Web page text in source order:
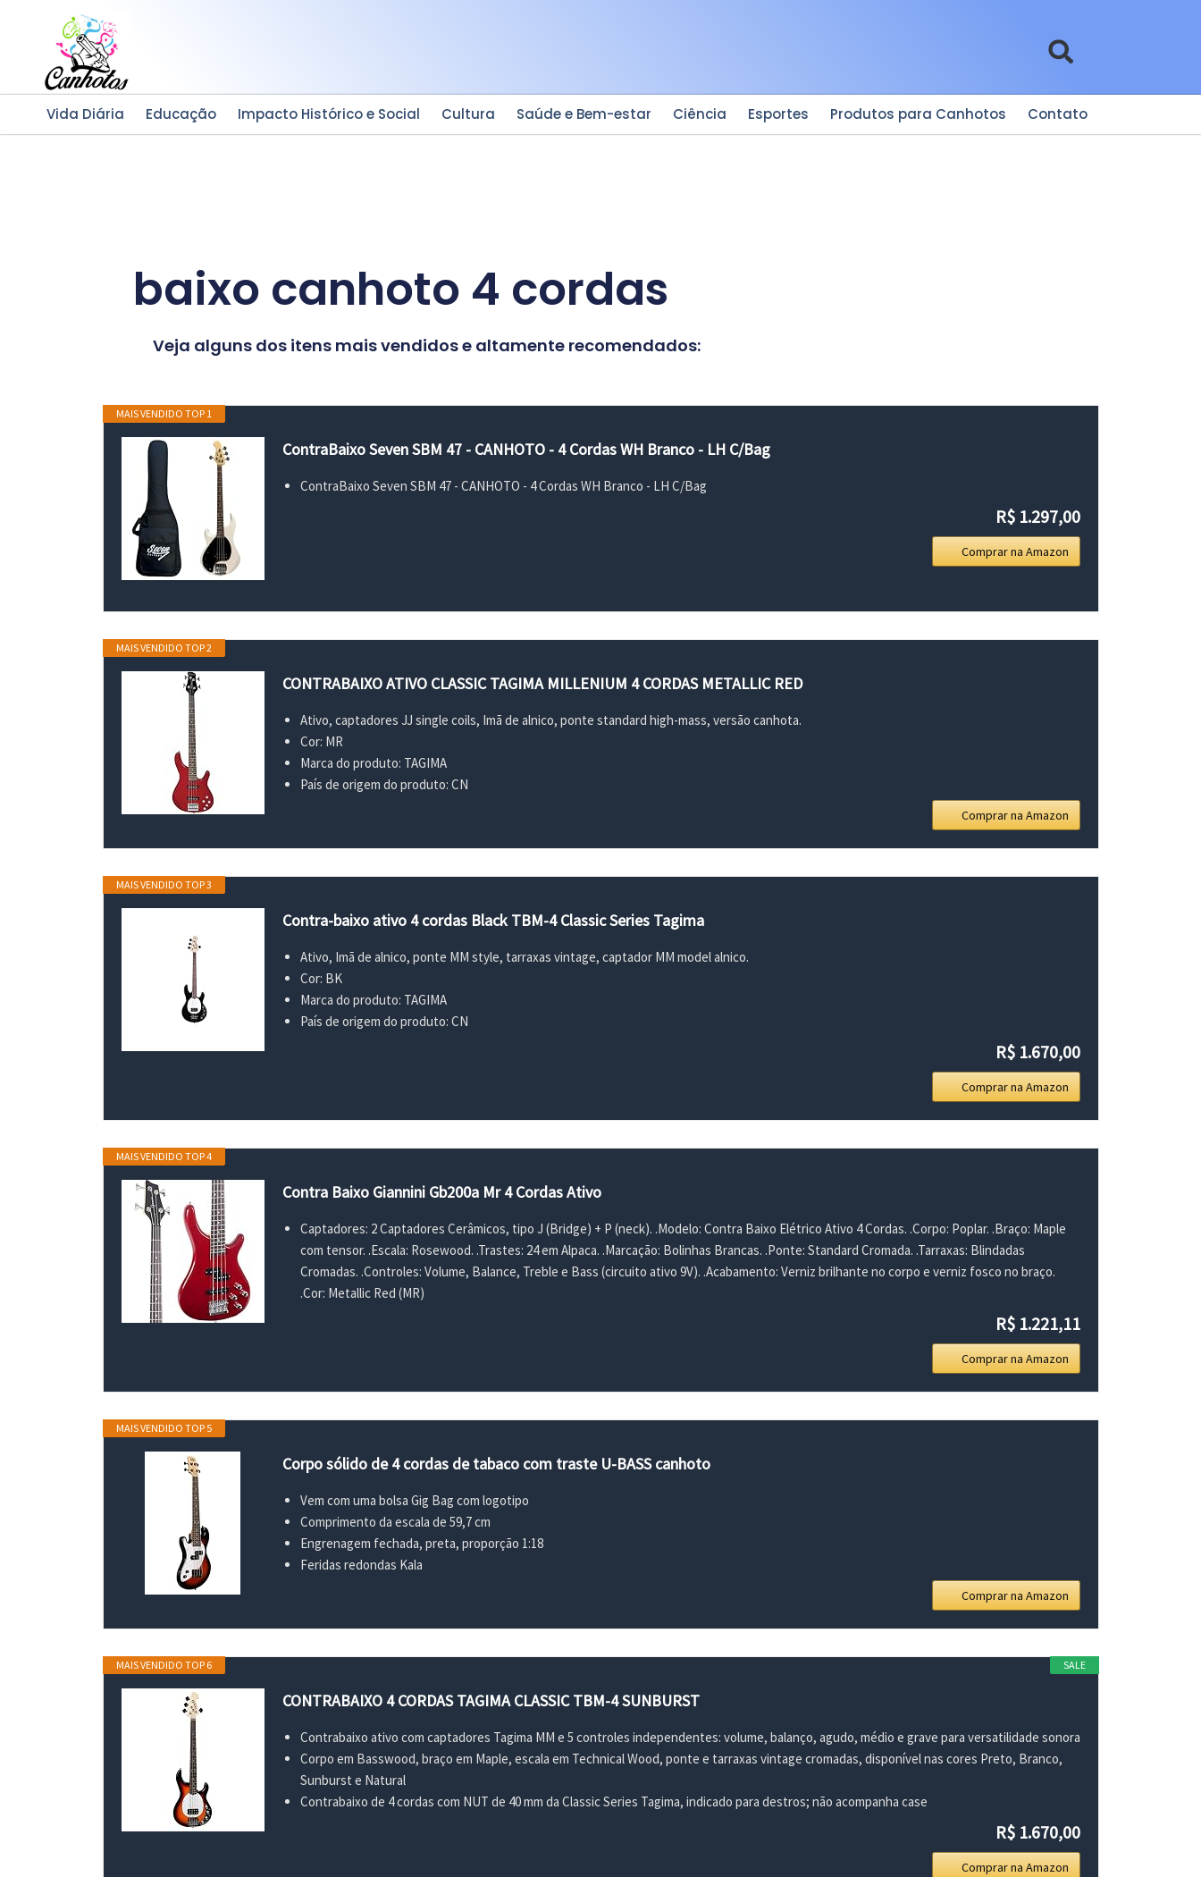
conteúdo
Vida Diária Educação Impacto Histórico e Social Cultura Saúde e Bem-estar Ciência Esportes Produtos para Canhotos Contato
baixo canhoto 4 cordas
Veja alguns dos itens mais vendidos e altamente recomendados:
MAIS VENDIDO TOP 1
ContraBaixo Seven SBM 47 - CANHOTO - 4 Cordas WH Branco - LH C/Bag
ContraBaixo Seven SBM 47 - CANHOTO - 4 Cordas WH Branco - LH C/Bag
R$ 1.297,00
Comprar na Amazon
MAIS VENDIDO TOP 2
CONTRABAIXO ATIVO CLASSIC TAGIMA MILLENIUM 4 CORDAS METALLIC RED
Ativo, captadores JJ single coils, Imã de alnico, ponte standard high-mass, versão canhota.
Cor: MR
Marca do produto: TAGIMA
País de origem do produto: CN
Comprar na Amazon
MAIS VENDIDO TOP 3
Contra-baixo ativo 4 cordas Black TBM-4 Classic Series Tagima
Ativo, Imã de alnico, ponte MM style, tarraxas vintage, captador MM model alnico.
Cor: BK
Marca do produto: TAGIMA
País de origem do produto: CN
R$ 1.670,00
Comprar na Amazon
MAIS VENDIDO TOP 4
Contra Baixo Giannini Gb200a Mr 4 Cordas Ativo
Captadores: 2 Captadores Cerâmicos, tipo J (Bridge) + P (neck). .Modelo: Contra Baixo Elétrico Ativo 4 Cordas. .Corpo: Poplar. .Braço: Maple
com tensor. .Escala: Rosewood. .Trastes: 24 em Alpaca. .Marcação: Bolinhas Brancas. .Ponte: Standard Cromada. .Tarraxas: Blindadas
Cromadas. .Controles: Volume, Balance, Treble e Bass (circuito ativo 9V). .Acabamento: Verniz brilhante no corpo e verniz fosco no braço.
.Cor: Metallic Red (MR)
R$ 1.221,11
Comprar na Amazon
MAIS VENDIDO TOP 5
Corpo sólido de 4 cordas de tabaco com traste U-BASS canhoto
Vem com uma bolsa Gig Bag com logotipo
Comprimento da escala de 59,7 cm
Engrenagem fechada, preta, proporção 1:18
Feridas redondas Kala
Comprar na Amazon
SALE
MAIS VENDIDO TOP 6
CONTRABAIXO 4 CORDAS TAGIMA CLASSIC TBM-4 SUNBURST
Contrabaixo ativo com captadores Tagima MM e 5 controles independentes: volume, balanço, agudo, médio e grave para versatilidade sonora
Corpo em Basswood, braço em Maple, escala em Technical Wood, ponte e tarraxas vintage cromadas, disponível nas cores Preto, Branco,
Sunburst e Natural
Contrabaixo de 4 cordas com NUT de 40 mm da Classic Series Tagima, indicado para destros; não acompanha case
R$ 1.670,00
Comprar na Amazon